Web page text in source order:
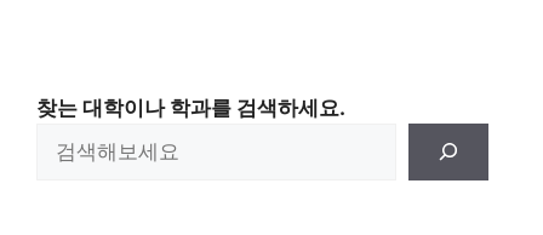
찾는 대학이나 학과를 검색하세요.